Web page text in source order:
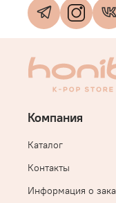
Компания
Каталог
Контакты
Информация о